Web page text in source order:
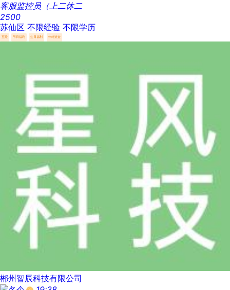
客服监控员（上二休二
2500
苏仙区 不限经验 不限学历
五险 节日福利 生日福利 年终奖金
郴州智辰科技有限公司